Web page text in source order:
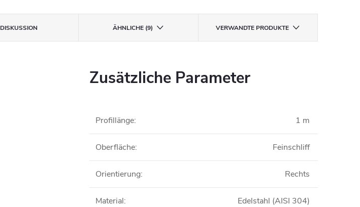
DISKUSSION ÄHNLICHE (9) VERWANDTE PRODUKTE
Zusätzliche Parameter
Profillänge: 1 m
Oberfläche: Feinschliff
Orientierung: Rechts
Material: Edelstahl (AISI 304)